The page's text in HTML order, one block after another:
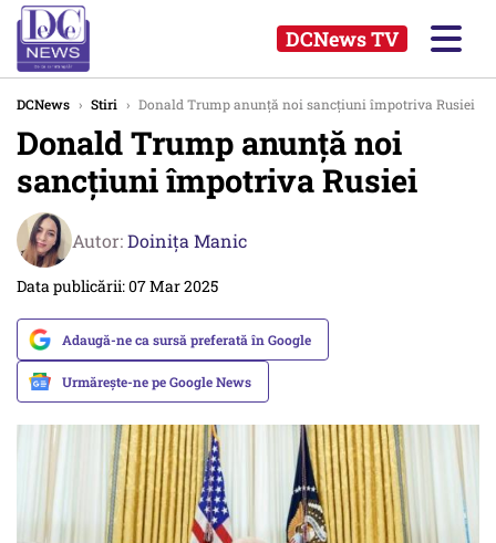
DCNews TV
DCNews › Stiri › Donald Trump anunță noi sancțiuni împotriva Rusiei
Donald Trump anunță noi
sancțiuni împotriva Rusiei
Autor:Doinița Manic
Data publicării: 07 Mar 2025
Adaugă-ne ca sursă preferată în Google
Urmărește-ne pe Google News